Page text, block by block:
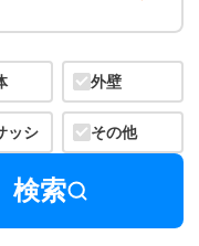
外壁
ッシ その他
検索